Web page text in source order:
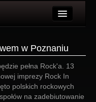
w Poznaniu
pełna Rock'a. 13
imprezy Rock In
polskich rockowych
na zadebiutowanie